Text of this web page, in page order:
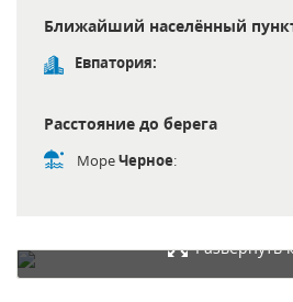
Ближайший населённый
Евпатория:
Расстояние до берега
МореЧерное:
Развернуть